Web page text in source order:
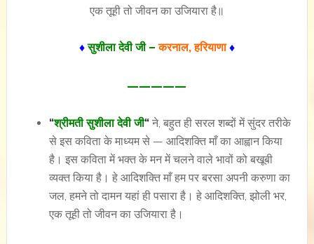
एक तूही तो जीवन का उजियारा है॥
♦सुशीला देवी जी –करनाल, हरियाणा ♦
—————
“श्रीमती सुशीला देवी जी“ने, बहुत ही सरल शब्दों में सुंदर तरीके
से इस कविता के माध्यम से — आदिशक्ति माँ का आह्वान किया
है। इस कविता में भक्त के मन में चलने वाले भावों को बखूबी
व्यक्त किया है। हे आदिशक्ति माँ हम पर बरसा अपनी करुणा का
जल, हमने तो दामन यहां ही पसारा है। हे आदिशक्ति, झोली भर,
एक तूही तो जीवन का उजियारा है।